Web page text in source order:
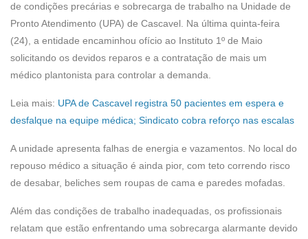
e
b
o
o
k
t
t
e
r
t
s
A
p
p
e
g
a
m
de condições precárias e sobrecarga de trabalho na Unidade de
Pronto Atendimento (UPA) de Cascavel. Na última quinta-feira
(24), a entidade encaminhou ofício ao Instituto 1º de Maio
solicitando os devidos reparos e a contratação de mais um
médico plantonista para controlar a demanda.
Leia mais: UPA de Cascavel registra 50 pacientes em espera e
desfalque na equipe médica; Sindicato cobra reforço nas escalas
A unidade apresenta falhas de energia e vazamentos. No local do
repouso médico a situação é ainda pior, com teto correndo risco
de desabar, beliches sem roupas de cama e paredes mofadas.
Além das condições de trabalho inadequadas, os profissionais
relatam que estão enfrentando uma sobrecarga alarmante devido